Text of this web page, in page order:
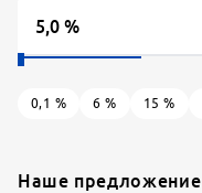
0,1 % 6 % 15 %
Наше предложение